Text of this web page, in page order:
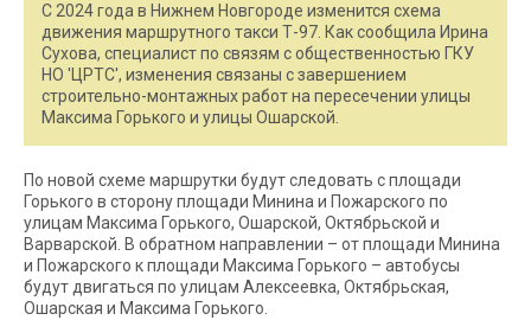
С 2024 года в Нижнем Новгороде изменится схема
движения маршрутного такси Т-97. Как сообщила Ирина
Сухова, специалист по связям с общественностью ГКУ
НО 'ЦРТС', изменения связаны с завершением
строительно-монтажных работ на пересечении улицы
Максима Горького и улицы Ошарской.
По новой схеме маршрутки будут следовать с площади
Горького в сторону площади Минина и Пожарского по
улицам Максима Горького, Ошарской, Октябрьской и
Варварской. В обратном направлении – от площади Минина
и Пожарского к площади Максима Горького – автобусы
будут двигаться по улицам Алексеевка, Октябрьская,
Ошарская и Максима Горького.